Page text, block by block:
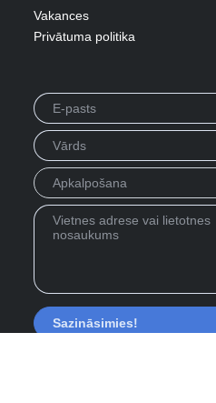
Emuārs
Projekti
Karjeras
RU EN
Vakances
Privātuma politika
Apkalpošana